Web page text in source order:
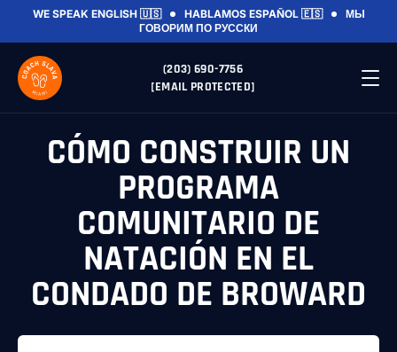
WE SPEAK ENGLISH 🇺🇸 HABLAMOS ESPAÑOL 🇪🇸
МЫ
ГОВОРИМ ПО РУССКИ
(203) 690-7756
[EMAIL PROTECTED]
CÓMO CONSTRUIR UN
PROGRAMA
COMUNITARIO DE
NATACIÓN EN EL
CONDADO DE BROWARD